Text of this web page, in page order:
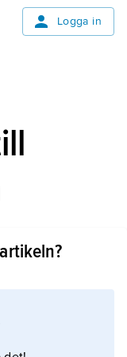
Logga in
var